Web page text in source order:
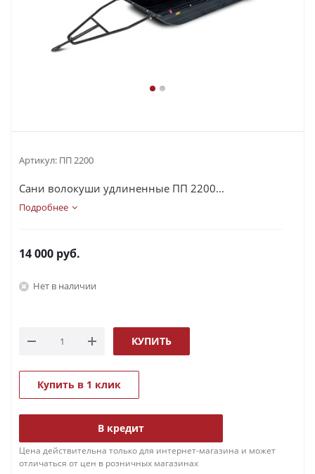
Артикул: ПП 2200
Сани волокуши удлиненные ПП 2200...
Подробнее
14 000 руб.
Нет в наличии
КУПИТЬ
Купить в 1 клик
В кредит
Цена действительна только для интернет-магазина и может
отличаться от цен в розничных магазинах